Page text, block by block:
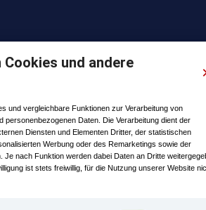
Cookies und andere
und vergleichbare Funktionen zur Verarbeitung von
personenbezogenen Daten. Die Verarbeitung dient der
Diensten und Elementen Dritter, der statistischen
Werbung oder des Remarketings sowie der
Je nach Funktion werden dabei Daten an Dritte
ist stets freiwillig, für die Nutzung unserer Website
auf Zeitreise mitten im